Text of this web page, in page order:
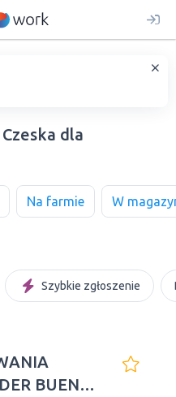
dla
Na farmie W
Szybkie zgłoszenie
BUENO